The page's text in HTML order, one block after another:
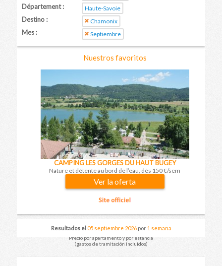
Département : Haute-Savoie
Destino : Chamonix
Mes : Septiembre
Nuestros favoritos
CAMPING LES GORGES DU HAUT BUGEY
Nature et détente au bord de l’eau, dès 150 €/sem
Ver la oferta
Precio por apartamento y por estancia
(gastos de tramitación incluidos)
Resultados el 05 septiembre 2026por 1 semana